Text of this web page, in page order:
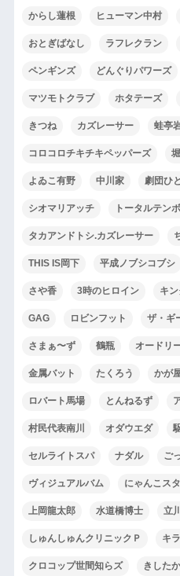
からし蓮根 ヒューマン中村
おとぎばなし ラフレクラン
ペンギンズ どんぐりパワーズ
マツモトクラブ ホタテーズ
きつね カズレーサー 蛙亭
コロコロチキチキペッパーズ
よゐこ有野 中川家 劇団ひ
シオマリアッチ トータルテン
タカアンドトシ.カズレーサー
THIS IS岡下 平成ノブシコブシ
さや香 3時のヒロイン キ
GAG ロビンフット ザ・ギ
さまぁ〜ず 鶴瓶 オードリ
金属バット たくろう かが
ロバート馬場 とんねるず
村民代表南川 オダウエダ
セルライトスパ ナダル ご
ヴィジュアルバム にゃんこス
上岡龍太郎 水道橋博士 立
しゅんしゅんクリニックＰ キ
クロコップ世間知らズ きした